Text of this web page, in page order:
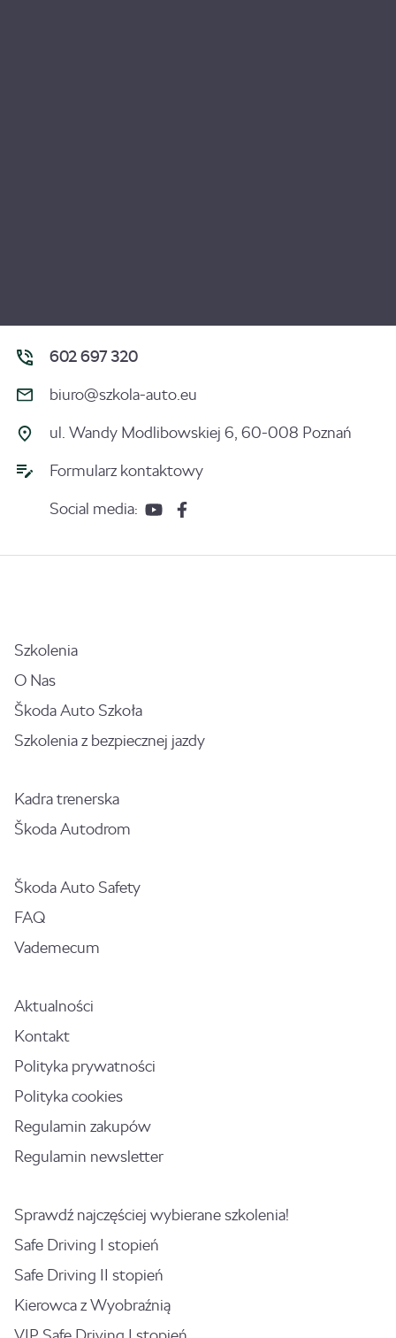
602 697 320
biuro@szkola-auto.eu
ul. Wandy Modlibowskiej 6, 60-008 Poznań
Formularz kontaktowy
Social media:
Szkolenia
O Nas
Škoda Auto Szkoła
Szkolenia z bezpiecznej jazdy
Kadra trenerska
Škoda Autodrom
Škoda Auto Safety
FAQ
Vademecum
Aktualności
Kontakt
Polityka prywatności
Polityka cookies
Regulamin zakupów
Regulamin newsletter
Sprawdź najczęściej wybierane szkolenia!
Safe Driving I stopień
Safe Driving II stopień
Kierowca z Wyobraźnią